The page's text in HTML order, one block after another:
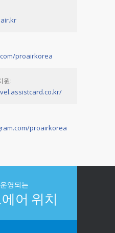
proairkorea
원:
proairkorea
영되는
어 위치